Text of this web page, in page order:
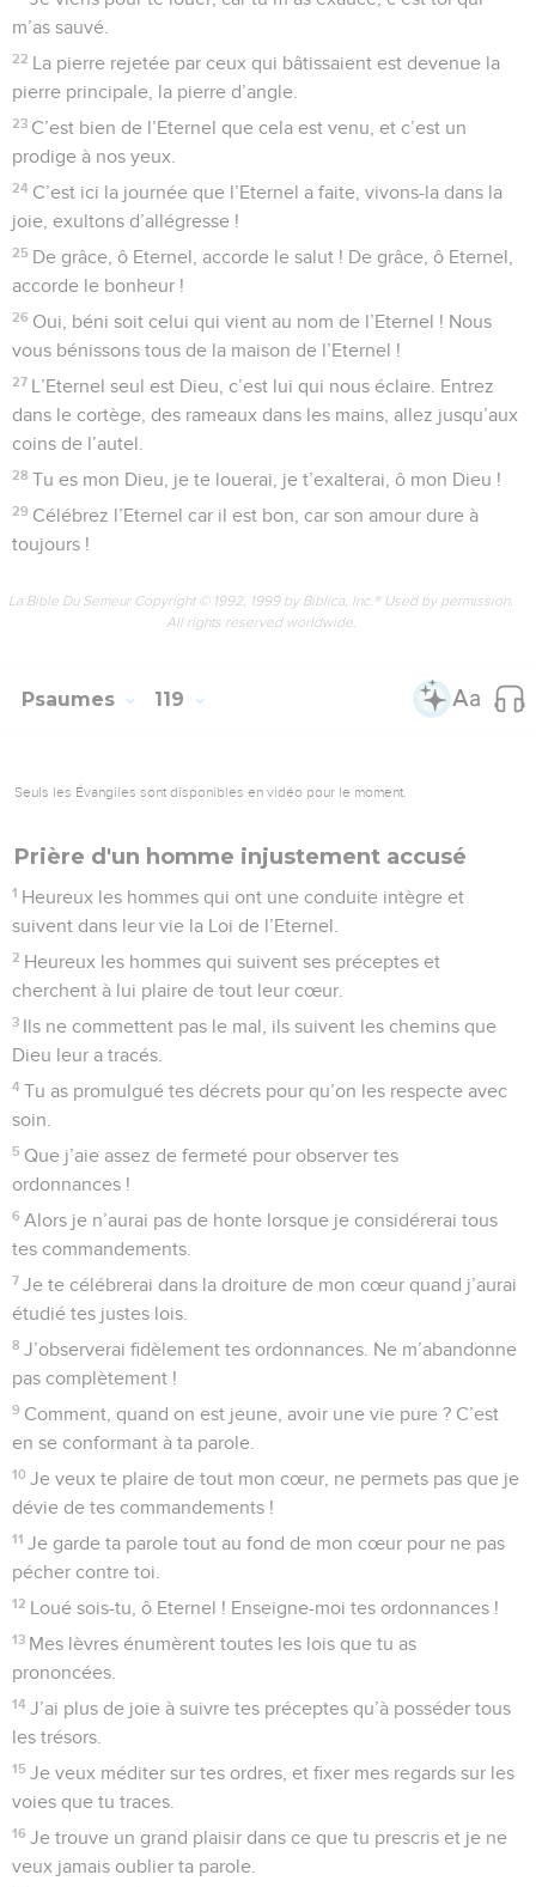
m’as sauvé.
22 La pierre rejetée par ceux qui bâtissaient est devenue la
pierre principale, la pierre d’angle.
23 C’est bien de l’Eternel que cela est venu, et c’est un
prodige à nos yeux.
24 C’est ici la journée que l’Eternel a faite, vivons-la dans la
joie, exultons d’allégresse !
25 De grâce, ô Eternel, accorde le salut ! De grâce, ô Eternel,
accorde le bonheur !
26 Oui, béni soit celui qui vient au nom de l’Eternel ! Nous
vous bénissons tous de la maison de l’Eternel !
27 L’Eternel seul est Dieu, c’est lui qui nous éclaire. Entrez
dans le cortège, des rameaux dans les mains, allez jusqu’aux
coins de l’autel.
28 Tu es mon Dieu, je te louerai, je t’exalterai, ô mon Dieu !
29 Célébrez l’Eternel car il est bon, car son amour dure à
toujours !
La Bible Du Semeur Copyright © 1992, 1999 by Biblica, Inc.® Used by permission.
All rights reserved worldwide.
Psaumes 119
Seuls les Évangiles sont disponibles en vidéo pour le moment.
Prière d'un homme injustement accusé
1 Heureux les hommes qui ont une conduite intègre et
suivent dans leur vie la Loi de l’Eternel.
2 Heureux les hommes qui suivent ses préceptes et
cherchent à lui plaire de tout leur cœur.
3 Ils ne commettent pas le mal, ils suivent les chemins que
Dieu leur a tracés.
4 Tu as promulgué tes décrets pour qu’on les respecte avec
soin.
5 Que j’aie assez de fermeté pour observer tes
ordonnances !
6 Alors je n’aurai pas de honte lorsque je considérerai tous
tes commandements.
7 Je te célébrerai dans la droiture de mon cœur quand j’aurai
étudié tes justes lois.
8 J’observerai fidèlement tes ordonnances. Ne m’abandonne
pas complètement !
9 Comment, quand on est jeune, avoir une vie pure ? C’est
en se conformant à ta parole.
10 Je veux te plaire de tout mon cœur, ne permets pas que je
dévie de tes commandements !
11 Je garde ta parole tout au fond de mon cœur pour ne pas
pécher contre toi.
12 Loué sois-tu, ô Eternel ! Enseigne-moi tes ordonnances !
13 Mes lèvres énumèrent toutes les lois que tu as
prononcées.
14 J’ai plus de joie à suivre tes préceptes qu’à posséder tous
les trésors.
15 Je veux méditer sur tes ordres, et fixer mes regards sur les
voies que tu traces.
16 Je trouve un grand plaisir dans ce que tu prescris et je ne
veux jamais oublier ta parole.